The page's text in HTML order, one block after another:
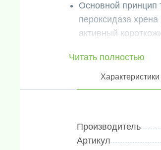
Основной принцип
пероксидаза
активный
методами
последовательно
разных мишеней на
Срок годности: 12
Фасовка: 50 мкл.
Читать полностью
Характеристики
Производитель
Артикул